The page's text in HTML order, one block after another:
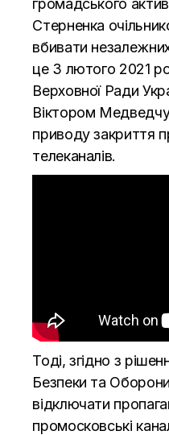
громадського
Стерненка
вбивати
це 3 лютого 2021
Верховної Ради
Віктором
приводу закриття
телеканалів.
Тоді, згідно з
Безпеки та
відключати
промосковські